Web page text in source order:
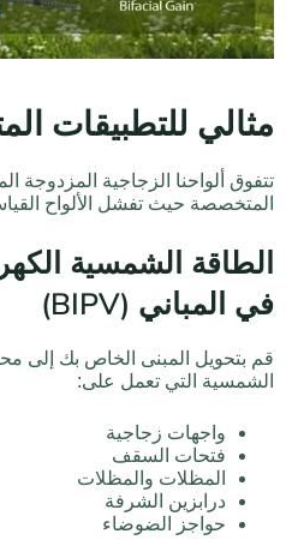
مثالي للتطبيقات
تتفوق ألواحنا الزجاجية
المتخصصة حيث تفشل الألواح
الطاقة الشمسية
في المباني (BIPV)
قم بتحويل المبنى الخاص بك إلى
الشمسية التي تعمل على:
واجهات زجاجية
فتحات السقف
المظلات والمظلات
درابزين الشرفة
حواجز الضوضاء